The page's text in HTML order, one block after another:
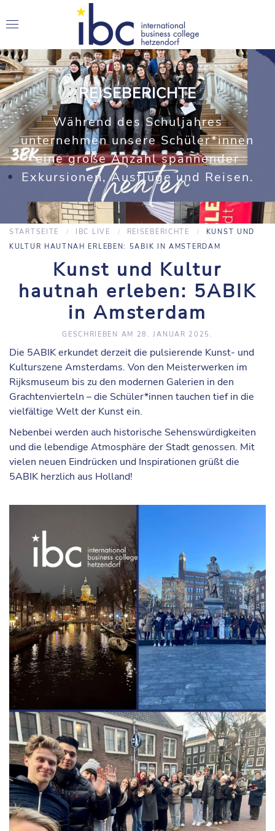
REISEBERICHTE
Während des Schuljahres
unternehmen unsere Schüler*innen
eine große Anzahl spannender
Exkursionen, Ausflüge und Reisen.
STARTSEITE IBC LIVE REISEBERICHTE
KUNST UND
KULTUR HAUTNAH ERLEBEN: 5ABIK IN AMSTERDAM
Kunst und Kultur
hautnah erleben: 5ABIK
in Amsterdam
GESCHRIEBEN AM 28. JANUAR 2025.
Die 5ABIK erkundet derzeit die pulsierende Kunst- und
Kulturszene Amsterdams. Von den Meisterwerken im
Rijksmuseum bis zu den modernen Galerien in den
Grachtenvierteln – die Schüler*innen tauchen tief in die
vielfältige Welt der Kunst ein.
Nebenbei werden auch historische Sehenswürdigkeiten
und die lebendige Atmosphäre der Stadt genossen. Mit
vielen neuen Eindrücken und Inspirationen grüßt die
5ABIK herzlich aus Holland!